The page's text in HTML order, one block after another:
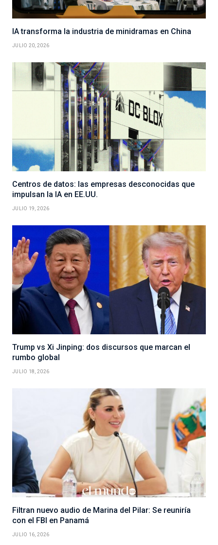
IA transforma la industria de minidramas en China
JULIO 20, 2026
Centros de datos: las empresas desconocidas que
impulsan la IA en EE.UU.
JULIO 19, 2026
Trump vs Xi Jinping: dos discursos que marcan el
rumbo global
JULIO 18, 2026
Filtran nuevo audio de Marina del Pilar: Se reuniría
con el FBI en Panamá
JULIO 16, 2026